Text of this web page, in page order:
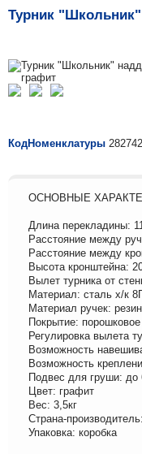
Турник
КодНоменклатуры
ОСНОВНЫЕ
Длина перекладины:
Расстояние между
Расстояние между
Высота кронштейна:
Вылет турника от
Материал: сталь х/к
Материал ручек:
Покрытие: порошковое
Регулировка вылета
Возможность
Возможность
Подвес для груши: до
Цвет: графит
Вес: 3,5кг
Страна-
Упаковка: коробка